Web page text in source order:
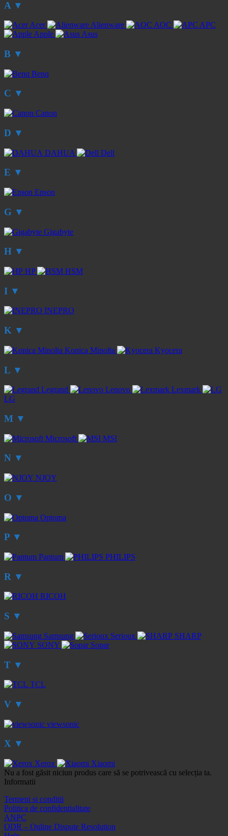
A ▼
Acer Alienware AOC
APC
Apple
Asus
B ▼
Benq
C ▼
Canon
D ▼
DAHUA Dell
E ▼
Epson
G ▼
Gigabyte
H ▼
HP HSM
I ▼
INEPRO
K ▼
Konica Minolta Kyocera
L ▼
Legrand Lenovo
Lexmark
LG
M ▼
Microsoft MSI
N ▼
NJOY
O ▼
Optoma
P ▼
Pantum PHILIPS
R ▼
RICOH
S ▼
Samsung Serioux
SHARP
SONY
Sopar
T ▼
TCL
V ▼
viewsonic
X ▼
Xerox
Xiaomi
Nu a fost găsit niciun produs care să se potrivească cu selecția ta.
Informatii
Termeni si conditii
Politica de confidentialitate
ANPC
ODR – Online Dispute Resolution